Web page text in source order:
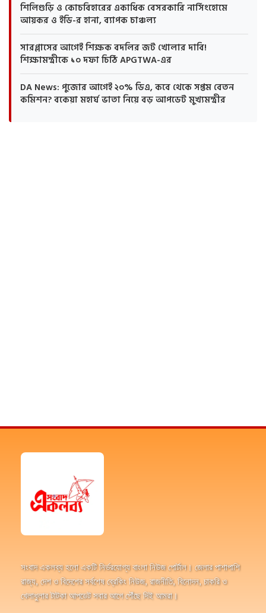
শিলিগুড়ি ও কোচবিহারের একাধিক বেসরকারি নার্সিংহোমে
আয়কর ও ইডি-র হানা, ব্যাপক চাঞ্চল্য
সারপ্লাসের আগেই শিক্ষক বদলির জট খোলার দাবি!
শিক্ষামন্ত্রীকে ১০ দফা চিঠি APGTWA-এর
DA News: পুজোর আগেই ২০% ডিএ, কবে থেকে সপ্তম বেতন
কমিশন? বকেয়া মহার্ঘ ভাতা নিয়ে বড় আপডেট মুখ্যমন্ত্রীর
সংবাদ একলব্য হলো একটি নির্ভরযোগ্য বাংলা নিউজ পোর্টাল। জেলার পাশাপাশি
রাজ্য, দেশ ও বিদেশের সর্বশেষ ব্রেকিং নিউজ, রাজনীতি, বিনোদন, চাকরি ও
খেলাধুলার টাটকা আপডেট সবার আগে পৌঁছে দিই আমরা।